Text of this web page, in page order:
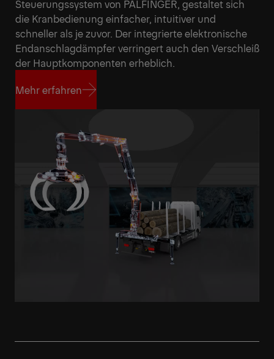
Steuerungssystem von PALFINGER, gestaltet sich
die Kranbedienung einfacher, intuitiver und
schneller als je zuvor. Der integrierte elektronische
Endanschlagdämpfer verringert auch den Verschleiß
der Hauptkomponenten erheblich.
Mehr erfahren
Mehr erfahren